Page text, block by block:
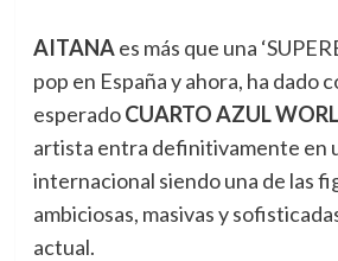
AITANAes más que una
pop en España y ahora, ha dado
esperadoCUARTO AZUL
artista entra definitivamente en
internacional siendo una de las
ambiciosas, masivas y
actual.